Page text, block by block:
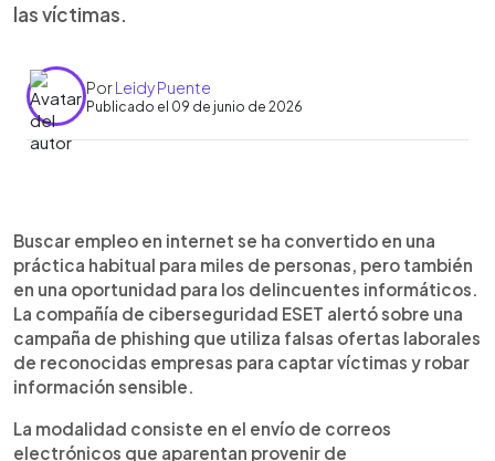
las víctimas.
PorLeidy Puente
Publicado el 09 de junio de 2026
Escuchar artículo
Expertos en ciberseguridad alertaron sobre una
campaña de phishing que utiliza nombres de
empresas reconocidas como Coca-Cola, Adidas,
Red Bull y L'Oréal para engañar a personas que
buscan trabajo. Los delincuentes envían correos
con supuestas vacantes y enlaces a formularios
falsos para obtener datos personales y
credenciales de correo electrónico. Entre las
principales señales de alerta están los remitentes
con dominios no oficiales, enlaces sospechosos y
Buscar empleo en internet se ha convertido en una
práctica habitual para miles de personas, pero también
en una oportunidad para los delincuentes informáticos.
La compañía de ciberseguridad ESET alertó sobre una
campaña de phishing que utiliza falsas ofertas laborales
de reconocidas empresas para captar víctimas y robar
información sensible.
La modalidad consiste en el envío de correos
electrónicos que aparentan provenir de